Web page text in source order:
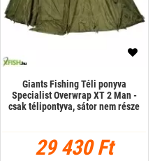
Giants Fishing Téli ponyva
Specialist Overwrap XT 2 Man -
csak télipontyva, sátor nem része
29 430 Ft